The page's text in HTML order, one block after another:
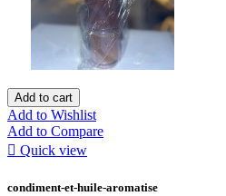
Add to cart
Add to Wishlist
Add to Compare
 Quick view
condiment-et-huile-aromatise